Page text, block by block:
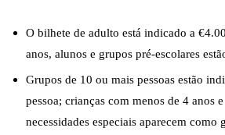
O bilhete de adulto está indicado a
anos, alunos e grupos pré-escolares
Grupos de 10 ou mais pessoas estão
pessoa; crianças com menos de 4 anos
necessidades especiais aparecem como